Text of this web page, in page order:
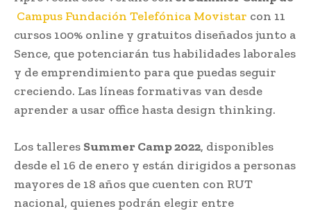
Campus Fundación Telefónica Movistar con 11
cursos 100% online y gratuitos diseñados junto a
Sence, que potenciarán tus habilidades laborales
y de emprendimiento para que puedas seguir
creciendo. Las líneas formativas van desde
aprender a usar office hasta design thinking.
Los talleres Summer Camp 2022, disponibles
desde el 16 de enero y están dirigidos a personas
mayores de 18 años que cuenten con RUT
nacional, quienes podrán elegir entre